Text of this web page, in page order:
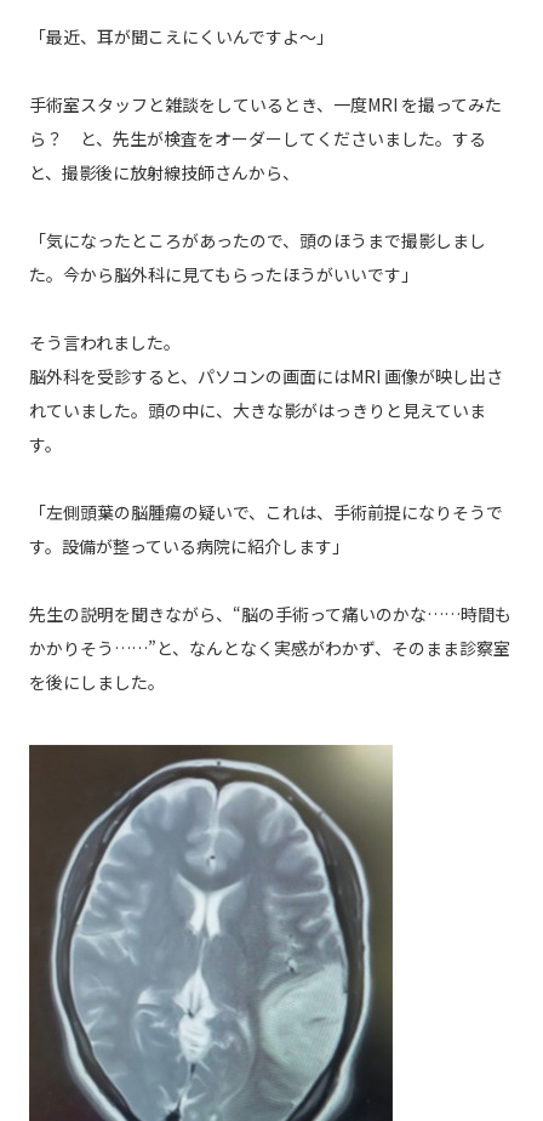
「最近、耳が聞こえにくいんですよ～」
手術室スタッフと雑談をしているとき、一度MRI を撮ってみた
ら？ と、先生が検査をオーダーしてくださいました。する
と、撮影後に放射線技師さんから、
「気になったところがあったので、頭のほうまで撮影しまし
た。今から脳外科に見てもらったほうがいいです」
そう言われました。
脳外科を受診すると、パソコンの画面にはMRI 画像が映し出さ
れていました。頭の中に、大きな影がはっきりと見えていま
す。
「左側頭葉の脳腫瘍の疑いで、これは、手術前提になりそうで
す。設備が整っている病院に紹介します」
先生の説明を聞きながら、“脳の手術って痛いのかな……時間も
かかりそう……”と、なんとなく実感がわかず、そのまま診察室
を後にしました。